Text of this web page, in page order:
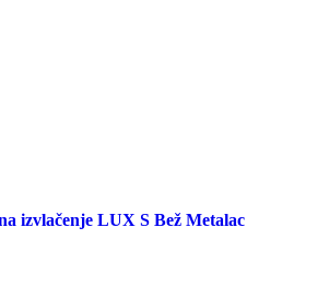
izvlačenje LUX S Bež Metalac